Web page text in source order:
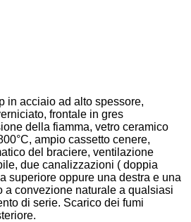
in acciaio ad alto spessore,
frontale in gres
della fiamma, vetro ceramico
ampio cassetto cenere,
del braciere, ventilazione
due canalizzazioni ( doppia
superiore oppure una destra e una
a convezione naturale a qualsiasi
di serie. Scarico dei fumi